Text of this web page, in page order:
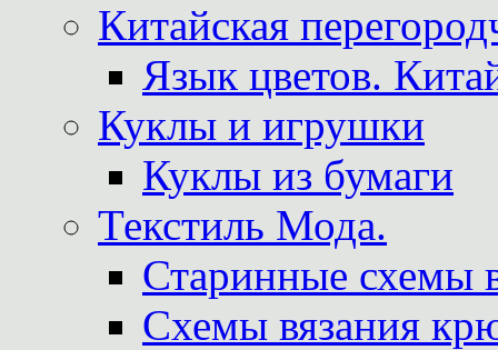
Китайская
Язык цветов.
Куклы и игрушки
Куклы из бумаги
Текстиль Мода.
Старинные схемы
Схемы вязания